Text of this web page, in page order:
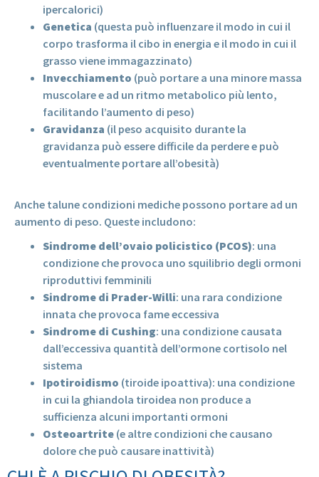
ipercalorici)
Genetica (questa può influenzare il modo in cui il
corpo trasforma il cibo in energia e il modo in cui il
grasso viene immagazzinato)
Invecchiamento (può portare a una minore massa
muscolare e ad un ritmo metabolico più lento,
facilitando l’aumento di peso)
Gravidanza (il peso acquisito durante la
gravidanza può essere difficile da perdere e può
eventualmente portare all’obesità)
Anche talune condizioni mediche possono portare ad un
aumento di peso. Queste includono:
Sindrome dell’ovaio policistico (PCOS): una
condizione che provoca uno squilibrio degli ormoni
riproduttivi femminili
Sindrome di Prader-Willi: una rara condizione
innata che provoca fame eccessiva
Sindrome di Cushing: una condizione causata
dall’eccessiva quantità dell’ormone cortisolo nel
sistema
Ipotiroidismo (tiroide ipoattiva): una condizione
in cui la ghiandola tiroidea non produce a
sufficienza alcuni importanti ormoni
Osteoartrite (e altre condizioni che causano
dolore che può causare inattività)